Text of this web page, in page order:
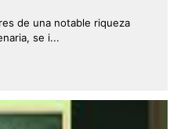
de una notable riqueza
se i...